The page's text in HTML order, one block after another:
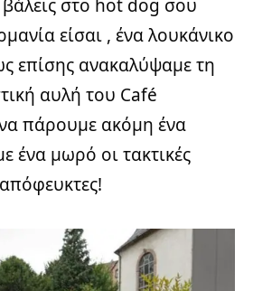
στο hot dog σου
είσαι , ένα λουκάνικο
επίσης ανακαλύψαμε τη
αυλή του Café
πάρουμε ακόμη ένα
ένα μωρό οι τακτικές